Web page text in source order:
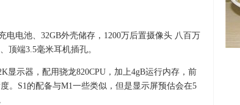
电电池、32GB外壳储存，1200万后置摄像头 八百万
顶端3.5毫米耳机插孔。
显示器，配用骁龙820CPU，加上4gB运行内存，前
。S1的配备与M1一些类似，但是显示屏预估会在5